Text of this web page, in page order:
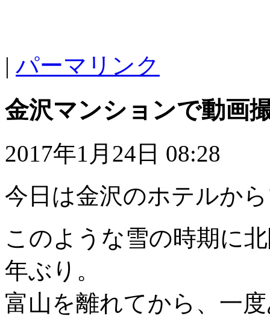
| パーマリンク
金沢マンションで動画
2017年1月24日 08:28
今日は金沢のホテルか
このような雪の時期に
年ぶり。
富山を離れてから、一